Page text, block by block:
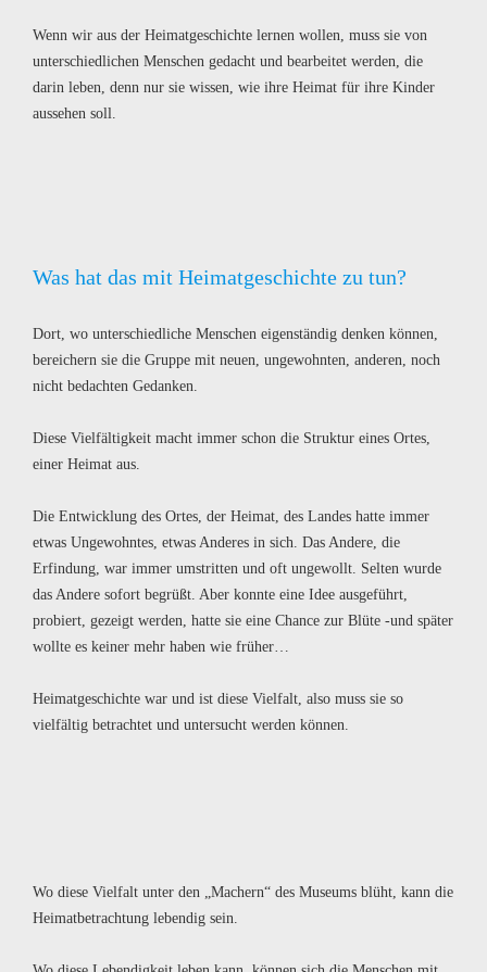
Wenn wir aus der Heimatgeschichte lernen wollen, muss sie von
unterschiedlichen Menschen gedacht und bearbeitet werden, die
darin leben, denn nur sie wissen, wie ihre Heimat für ihre Kinder
aussehen soll.
Was hat das mit Heimatgeschichte zu tun?
Dort, wo unterschiedliche Menschen eigenständig denken können,
bereichern sie die Gruppe mit neuen, ungewohnten, anderen, noch
nicht bedachten Gedanken.
Diese Vielfältigkeit macht immer schon die Struktur eines Ortes,
einer Heimat aus.
Die Entwicklung des Ortes, der Heimat, des Landes hatte immer
etwas Ungewohntes, etwas Anderes in sich. Das Andere, die
Erfindung, war immer umstritten und oft ungewollt. Selten wurde
das Andere sofort begrüßt. Aber konnte eine Idee ausgeführt,
probiert, gezeigt werden, hatte sie eine Chance zur Blüte -und später
wollte es keiner mehr haben wie früher…
Heimatgeschichte war und ist diese Vielfalt, also muss sie so
vielfältig betrachtet und untersucht werden können.
Wo diese Vielfalt unter den „Machern“ des Museums blüht, kann die
Heimatbetrachtung lebendig sein.